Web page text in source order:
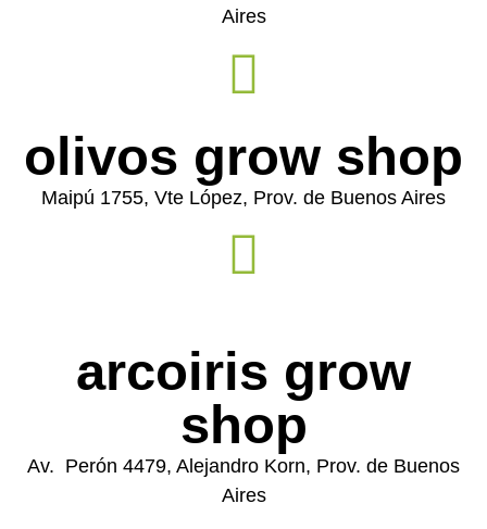
Aires
olivos grow shop
Maipú 1755, Vte López, Prov. de Buenos Aires
arcoiris grow
shop
Av. Perón 4479, Alejandro Korn, Prov. de Buenos
Aires